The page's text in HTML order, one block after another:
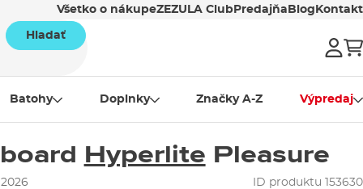
Všetko o nákupeZEZULA Club Predajňa Blog Kontakt
Hladať
Batohy Doplnky Značky A-Z Výpredaj
Hyperlite Pleasure
ID produktu 153630